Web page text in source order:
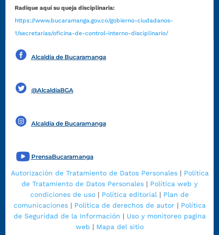
Radique aquí su queja disciplinaria:
https://www.bucaramanga.gov.co/gobierno-ciudadanos-
1/secretarias/oficina-de-control-interno-disciplinario/
Alcaldía de Bucaramanga
@AlcaldíaBGA
Alcaldía de Bucaramanga
PrensaBucaramanga
Autorización de Tratamiento de Datos Personales| Política
de Tratamiento de Datos Personales | Política web y
condiciones de uso | Política editorial | Plan de
comunicaciones| Política de derechos de autor| Política
de Seguridad de la Información | Uso y monitoreo pagina
web | Mapa del sitio